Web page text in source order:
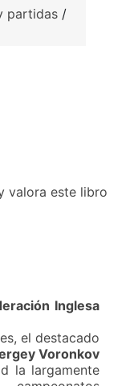
partidas /
valora este libro
Inglesa
el destacado
Voronkov
la largamente